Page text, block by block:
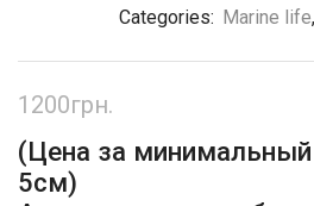
Categories: Marine life,
1200грн.
(Цена за
5см)